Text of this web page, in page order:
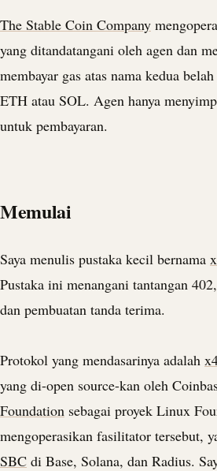
The Stable Coin Company
yang ditandatangani oleh agen dan
membayar gas atas nama kedua
ETH atau SOL. Agen hanya
untuk pembayaran.
Memulai
Saya menulis pustaka kecil bernama
Pustaka ini menangani tantangan
dan pembuatan tanda terima.
Protokol yang mendasarinya adalah
yang di-open source-kan oleh
Foundation sebagai proyek Linux
mengoperasikan fasilitator tersebut,
SBC di Base, Solana, dan Radius.